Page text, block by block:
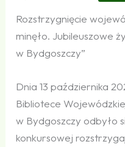
Rozstrzygnięcie
minęło. Jubileuszowe
w Bydgoszczy”
Dnia 13 października
Bibliotece
w Bydgoszczy odbyło
konkursowej